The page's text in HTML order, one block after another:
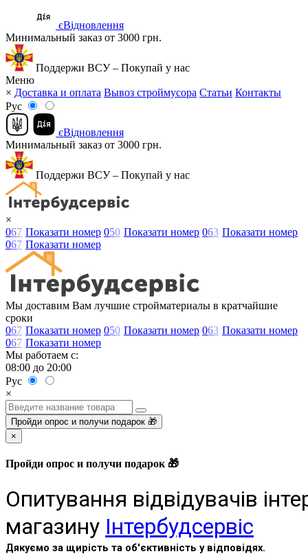
єВідновлення
Минимальный заказ от 3000 грн.
Поддержи ВСУ – Покупай у нас
Меню
× Доставка и оплата Вывоз строймусора Статьи Контакты
Рус
єВідновлення
Минимальный заказ от 3000 грн.
Поддержи ВСУ – Покупай у нас
×
067 Показати номер 050 Показати номер 063 Показати номер
067 Показати номер
Мы доставим Вам лучшие стройматериалы в кратчайшие
сроки
067 Показати номер 050 Показати номер 063 Показати номер
067 Показати номер
Мы работаем с:
08:00 до 20:00
Рус
×
Пройди опрос и получи подарок 🎁
×
Пройди опрос и получи подарок 🎁